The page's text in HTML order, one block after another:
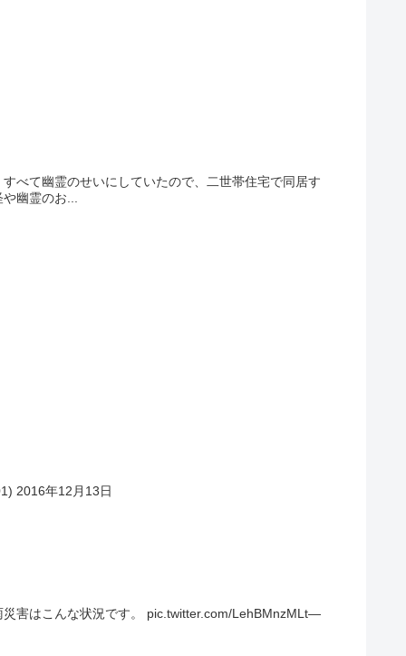
べて幽霊のせいにしていたので、二世帯住宅で同居す
幽霊のお...
2016年12月13日
害はこんな状況です。 pic.twitter.com/LehBMnzMLt—